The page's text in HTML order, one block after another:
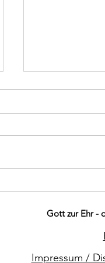
Brand PKW
Gott zur Ehr -
Impressum /